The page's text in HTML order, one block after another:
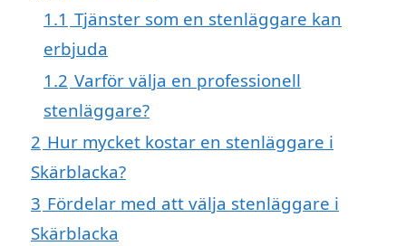
1.1 Tjänster som en stenläggare kan
erbjuda
1.2 Varför välja en professionell
stenläggare?
2 Hur mycket kostar en stenläggare i
Skärblacka?
3 Fördelar med att välja stenläggare i
Skärblacka